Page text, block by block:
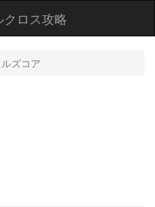
ロス攻略
ルズコア